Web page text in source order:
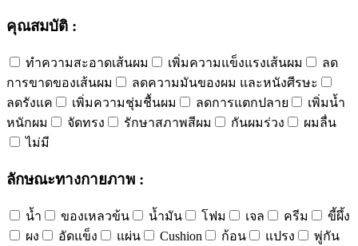
คุณสมบัติ :
ทำความสะอาดเส้นผม เพิ่มความแข็งแรงเส้นผม
ลด
การขาดของเส้นผม
ลดความมันของผม และหนังศีรษะ
ลดรังแค
เพิ่มความชุ่มชื้นผม ลดการแตกปลาย
เพิ่มน้ำ
หนักผม
จัดทรง รักษาสภาพสีผม กันผมร่วง
ผมลื่น
ไม่มี
ลักษณะทางกายภาพ :
น้ำ ของเหลวข้น น้ำมัน โฟม เจล ครีม
ขี้ผึ้ง
ผง
อัดแข็ง แผ่น Cushion ก้อน แปรง
พู่กัน